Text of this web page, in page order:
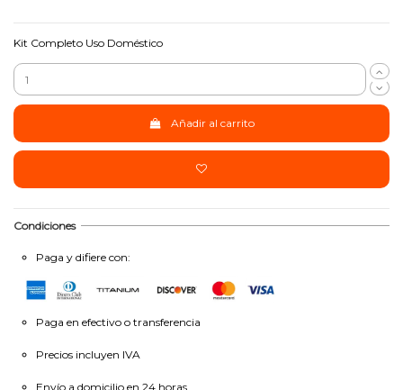
Kit Completo Uso Doméstico
Añadir al carrito
Condiciones
Paga y difiere con:
Paga en efectivo o transferencia
Precios incluyen IVA
Envío a domicilio en 24 horas